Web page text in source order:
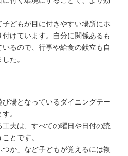
どもが目に付きやすい場所にホ
けています。自分に関係あるも
るので、行事や給食の献立も自
た。
場となっているダイニングテー
。
夫は、すべての曜日や日付の読
とです。
か」など子どもが覚えるには複